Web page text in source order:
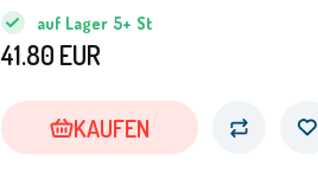
auf Lager 5+ St
41.80 EUR
KAUFEN